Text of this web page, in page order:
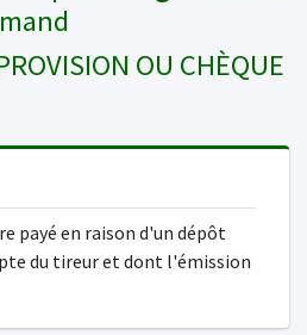
OU CHÈQUE
payé en raison d'un dépôt
du tireur et dont l'émission